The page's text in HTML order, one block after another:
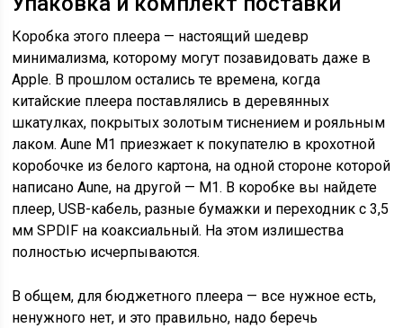
Коробка этого плеера — настоящий шедевр
минимализма, которому могут позавидовать даже в
Apple. В прошлом остались те времена, когда
китайские плеера поставлялись в деревянных
шкатулках, покрытых золотым тиснением и рояльным
лаком. Aune M1 приезжает к покупателю в крохотной
коробочке из белого картона, на одной стороне которой
написано Aune, на другой — M1. В коробке вы найдете
плеер, USB-кабель, разные бумажки и переходник с 3,5
мм SPDIF на коаксиальный. На этом излишества
полностью исчерпываются.
В общем, для бюджетного плеера — все нужное есть,
ненужного нет, и это правильно, надо беречь